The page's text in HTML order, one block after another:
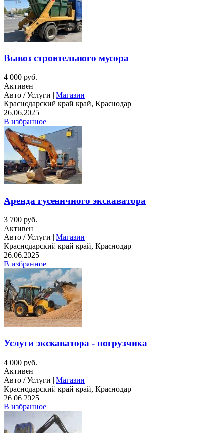
Вывоз строительного мусора
4 000 руб.
Активен
Авто / Услуги | Магазин
Краснодарский край край, Краснодар
26.06.2025
В избранное
Аренда гусеничного экскаватора
3 700 руб.
Активен
Авто / Услуги | Магазин
Краснодарский край край, Краснодар
26.06.2025
В избранное
Услуги экскаватора - погрузчика
4 000 руб.
Активен
Авто / Услуги | Магазин
Краснодарский край край, Краснодар
26.06.2025
В избранное